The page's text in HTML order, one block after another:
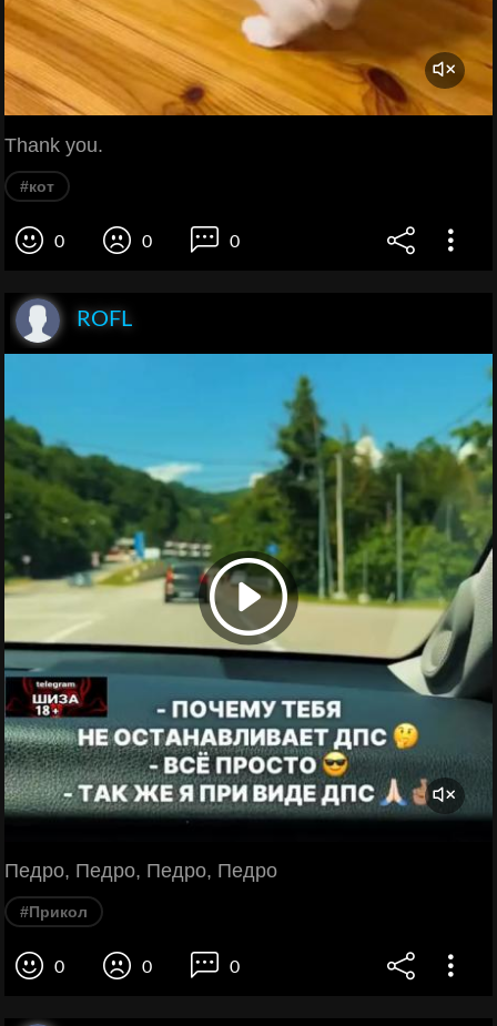
Thank you.
#кот
0 0 0
ROFL
Педро, Педро, Педро, Педро
#Прикол
0 0 0